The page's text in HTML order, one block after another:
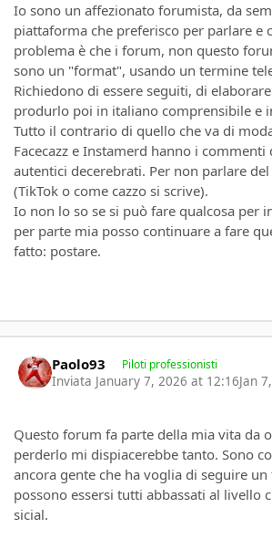
Io sono un affezionato forumista, da
piattaforma che preferisco per parlare e
problema è che i forum, non questo
sono un "format", usando un termine
Richiedono di essere seguiti, di
produrlo poi in italiano comprensibile e
Tutto il contrario di quello che va di
Facecazz e Instamerd hanno i
autentici decerebrati. Per non parlare
(TikTok o come cazzo si scrive).
Io non lo so se si può fare qualcosa per
per parte mia posso continuare a fare
fatto: postare.
Paolo93 Piloti professionisti
Inviata January 7, 2026 at 12:16Jan
Questo forum fa parte della mia vita da
perderlo mi dispiacerebbe tanto. Sono
ancora gente che ha voglia di seguire
possono essersi tutti abbassati al livello
sicial.